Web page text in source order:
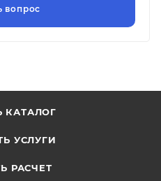
КАТАЛОГ
УСЛУГИ
РАСЧЕТ